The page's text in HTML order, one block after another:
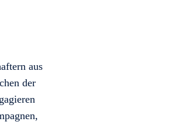
aus
der